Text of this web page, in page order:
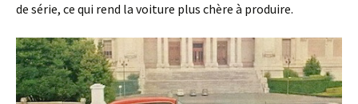
de série, ce qui rend la voiture plus chère à produire.